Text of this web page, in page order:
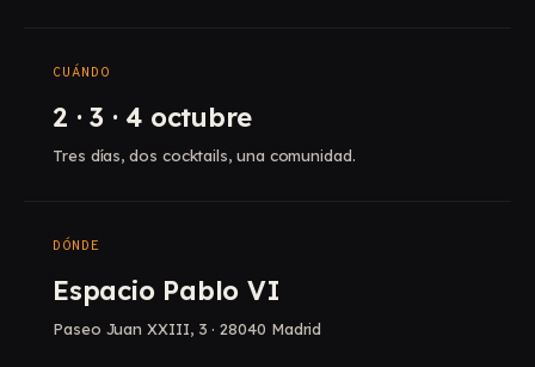
CUÁNDO
2 · 3 · 4 octubre
Tres días, dos cocktails, una comunidad.
DÓNDE
Espacio Pablo VI
Paseo Juan XXIII, 3 · 28040 Madrid